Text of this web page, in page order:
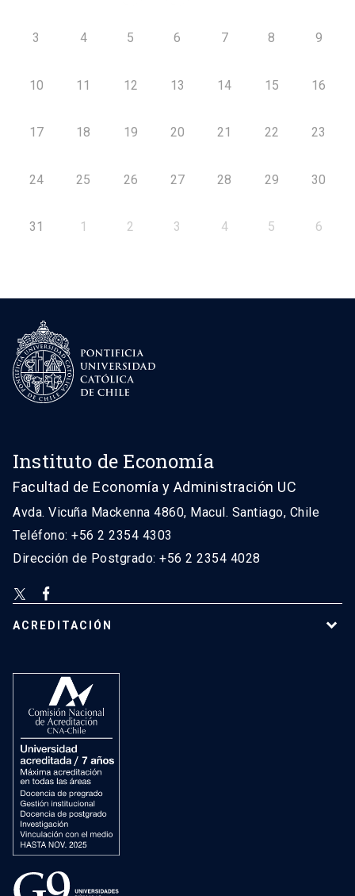
3 4 5 6 7 8 9
10 11 12 13 14 15 16
17 18 19 20 21 22 23
24 25 26 27 28 29 30
31 1 2 3 4 5 6
Instituto de Economía
Facultad de Economía y Administración UC
Avda. Vicuña Mackenna 4860, Macul. Santiago, Chile
Teléfono: +56 2 2354 4303
Dirección de Postgrado: +56 2 2354 4028
ACREDITACIÓN